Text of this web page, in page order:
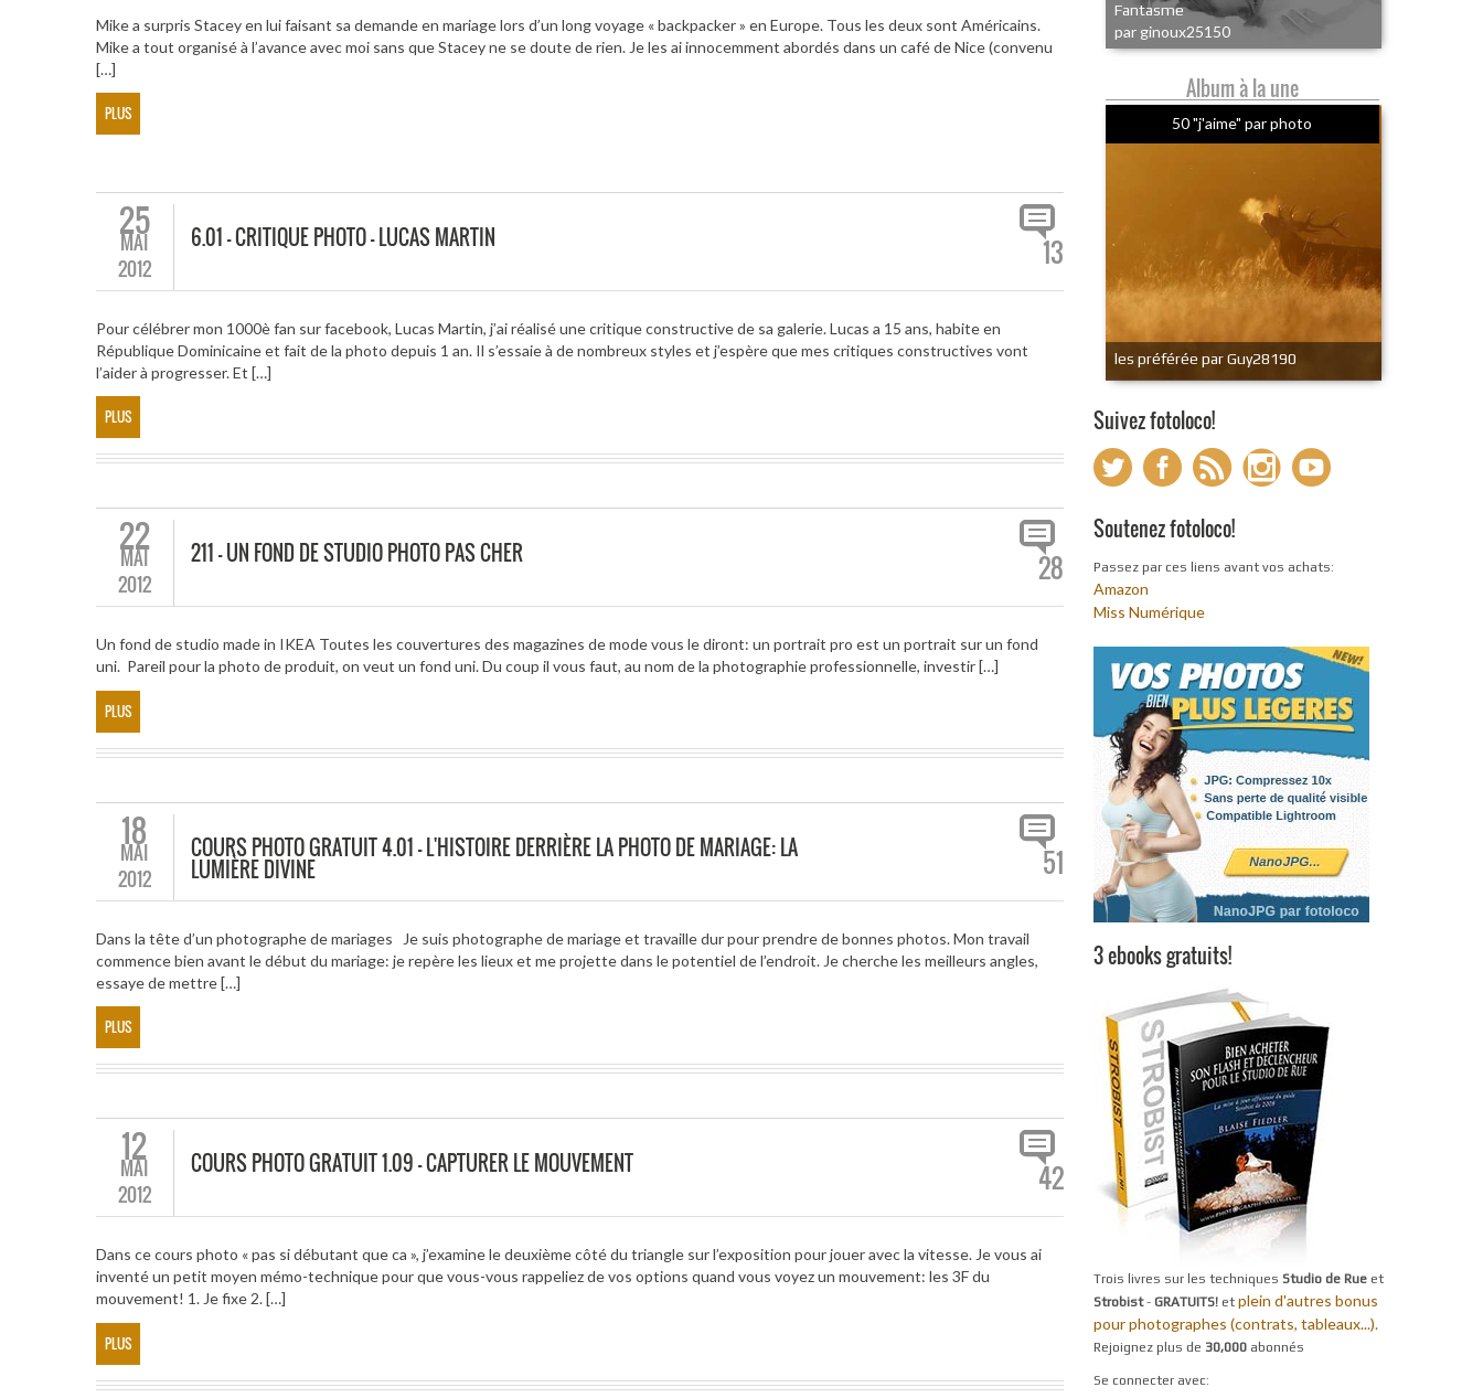
Mike a surpris Stacey en lui faisant sa demande en mariage lors d’un long voyage « backpacker » en Europe. Tous les deux sont Américains.
Mike a tout organisé à l’avance avec moi sans que Stacey ne se doute de rien. Je les ai innocemment abordés dans un café de Nice (convenu
[…]
PLUS
25
MAI
2012
6.01 – CRITIQUE PHOTO – LUCAS MARTIN 13
Pour célébrer mon 1000è fan sur facebook, Lucas Martin, j’ai réalisé une critique constructive de sa galerie. Lucas a 15 ans, habite en
République Dominicaine et fait de la photo depuis 1 an. Il s’essaie à de nombreux styles et j’espère que mes critiques constructives vont
l’aider à progresser. Et […]
PLUS
22
MAI
2012
211 – UN FOND DE STUDIO PHOTO PAS CHER 28
Un fond de studio made in IKEA Toutes les couvertures des magazines de mode vous le diront: un portrait pro est un portrait sur un fond
uni. Pareil pour la photo de produit, on veut un fond uni. Du coup il vous faut, au nom de la photographie professionnelle, investir […]
PLUS
18
MAI
2012
COURS PHOTO GRATUIT 4.01 – L'HISTOIRE DERRIÈRE LA PHOTO DE MARIAGE: LA
LUMIÈRE DIVINE 51
Dans la tête d’un photographe de mariages Je suis photographe de mariage et travaille dur pour prendre de bonnes photos. Mon travail
commence bien avant le début du mariage: je repère les lieux et me projette dans le potentiel de l’endroit. Je cherche les meilleurs angles,
essaye de mettre […]
PLUS
12
MAI
2012
COURS PHOTO GRATUIT 1.09 – CAPTURER LE MOUVEMENT 42
Dans ce cours photo « pas si débutant que ca », j’examine le deuxième côté du triangle sur l’exposition pour jouer avec la vitesse. Je vous ai
inventé un petit moyen mémo-technique pour que vous-vous rappeliez de vos options quand vous voyez un mouvement: les 3F du
mouvement! 1. Je fixe 2. […]
PLUS
Fantasme
par ginoux25150
Album à la une
50 "j'aime" par photo
les préférée par Guy28190
Suivez fotoloco!
Soutenez fotoloco!
Passez par ces liens avant vos achats:
Amazon
Miss Numérique
3 ebooks gratuits!
Trois livres sur les techniques Studio de Rueet
Strobist- GRATUITS! et plein d'autres bonus
pour photographes (contrats, tableaux...).
Rejoignez plus de 30,000abonnés
Se connecter avec: